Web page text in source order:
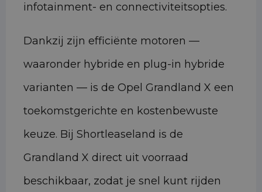
infotainment- en connectiviteitsopties.
Dankzij zijn efficiënte motoren —
waaronder hybride en plug-in hybride
varianten — is de Opel Grandland X een
toekomstgerichte en kostenbewuste
keuze. Bij Shortleaseland is de
Grandland X direct uit voorraad
beschikbaar, zodat je snel kunt rijden